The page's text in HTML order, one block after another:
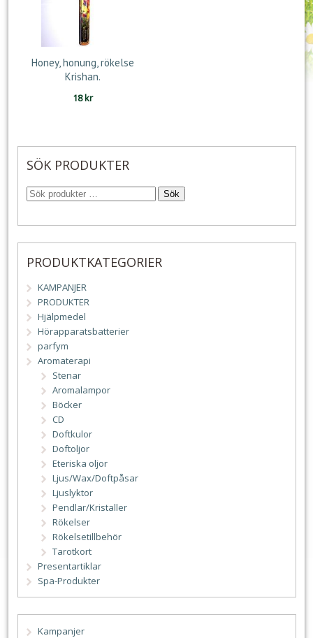
Honey, honung, rökelse
Krishan.
18kr
SÖK PRODUKTER
Sök
PRODUKTKATEGORIER
KAMPANJER
PRODUKTER
Hjälpmedel
Hörapparatsbatterier
parfym
Aromaterapi
Stenar
Aromalampor
Böcker
CD
Doftkulor
Doftoljor
Eteriska oljor
Ljus/Wax/Doftpåsar
Ljuslyktor
Pendlar/Kristaller
Rökelser
Rökelsetillbehör
Tarotkort
Presentartiklar
Spa-Produkter
Kampanjer